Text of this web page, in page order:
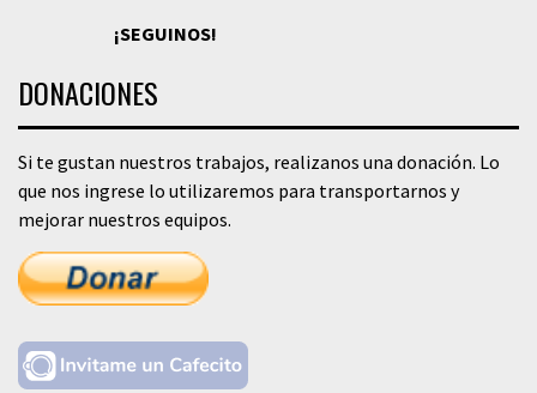
¡SEGUINOS!
DONACIONES
Si te gustan nuestros trabajos, realizanos una donación. Lo
que nos ingrese lo utilizaremos para transportarnos y
mejorar nuestros equipos.